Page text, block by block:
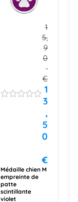
1
5,
9
0
€
1
3
,
5
0
€
Médaille chien M
empreinte de
patte
scintillante
violet